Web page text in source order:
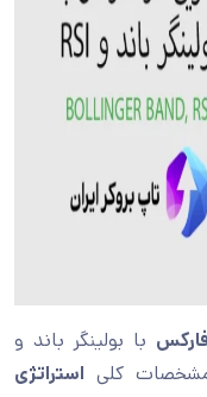
با بولینگر باند و
مشخصات کلیاستراتژی